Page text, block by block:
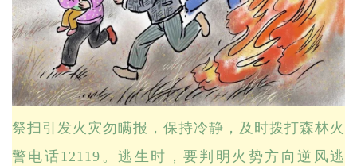
祭扫引发火灾勿瞒报，保持冷静，及时拨打森林火
警电话12119。逃生时，要判明火势方向逆风逃